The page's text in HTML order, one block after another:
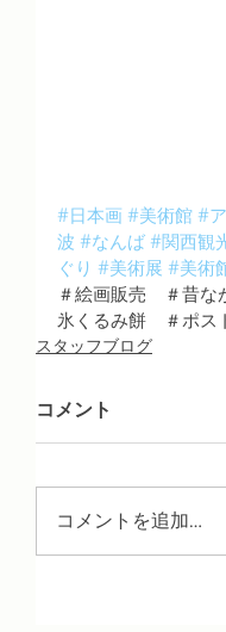
#日本画 #美術館 #
波 #なんば #関西観
ぐり #美術展 #美術
＃絵画販売　＃昔
氷くるみ餅　＃ポス
スタッフブログ
コメント
コメントを追加…